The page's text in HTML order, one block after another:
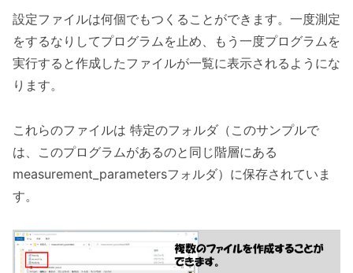
設定ファイルは何個でもつくることができます。一度測定
をするなりしてプログラムを止め、もう一度プログラムを
実行すると作成したファイルが一覧に表示されるようにな
ります。
これらのファイルは 特定のフォルダ（このサンプルで
は、このプログラムがあるのと同じ階層にある
measurement_parametersフォルダ）に保存されていま
す。